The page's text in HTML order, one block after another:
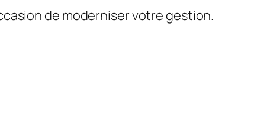
de moderniser votre gestion.